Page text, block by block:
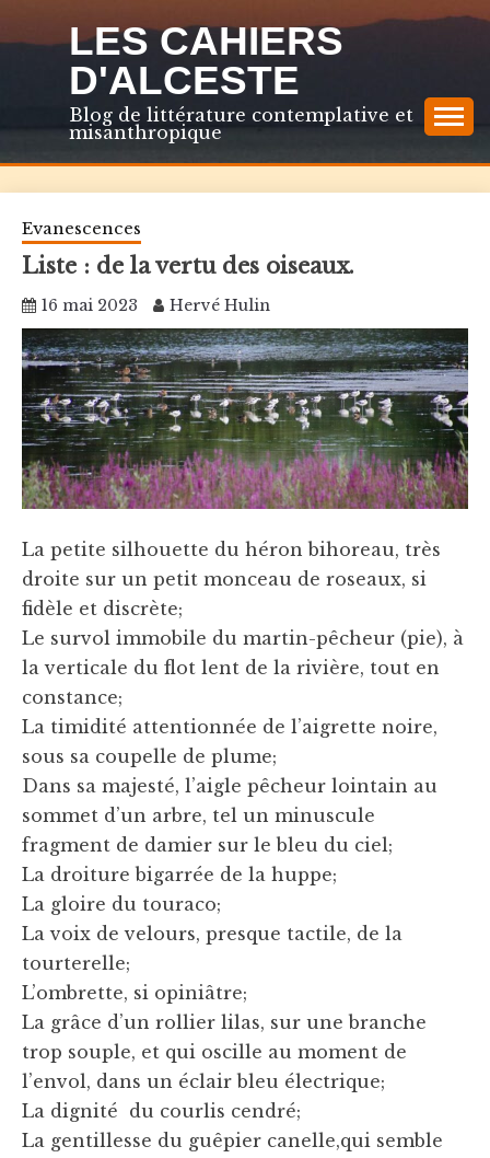
to
content
LES CAHIERS
D'ALCESTE
Blog de littérature contemplative et
misanthropique
Evanescences
Liste : de la vertu des oiseaux.
16 mai 2023 Hervé Hulin
La petite silhouette du héron bihoreau, très
droite sur un petit monceau de roseaux, si
fidèle et discrète;
Le survol immobile du martin-pêcheur (pie), à
la verticale du flot lent de la rivière, tout en
constance;
La timidité attentionnée de l’aigrette noire,
sous sa coupelle de plume;
Dans sa majesté, l’aigle pêcheur lointain au
sommet d’un arbre, tel un minuscule
fragment de damier sur le bleu du ciel;
La droiture bigarrée de la huppe;
La gloire du touraco;
La voix de velours, presque tactile, de la
tourterelle;
L’ombrette, si opiniâtre;
La grâce d’un rollier lilas, sur une branche
trop souple, et qui oscille au moment de
l’envol, dans un éclair bleu électrique;
La dignité du courlis cendré;
La gentillesse du guêpier canelle,qui semble